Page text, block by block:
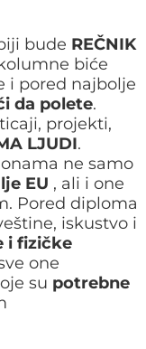
bude REČNIK
biće
i pored najbolje
da polete.
projekti,
LJUDI.
ne samo
EU , ali i one
Pored diploma
iskustvo i
i fizičke
one
su potrebne